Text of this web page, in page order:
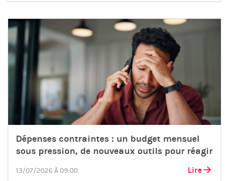
Dépenses contraintes : un budget mensuel
sous pression, de nouveaux outils pour réagir
13/07/2026 À 09:00 Lire